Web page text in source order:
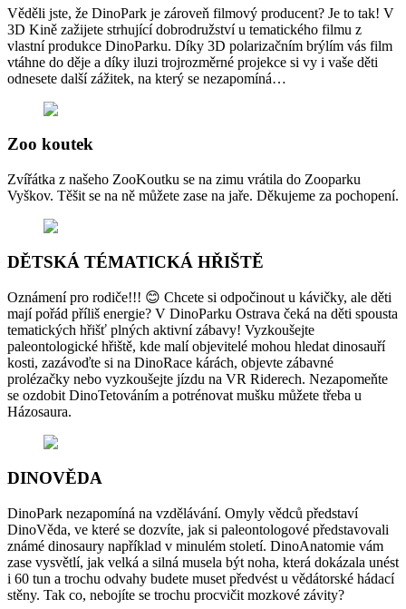
Věděli jste, že DinoPark je zároveň filmový producent? Je to tak! V
3D Kině zažijete strhující dobrodružství u tematického filmu z
vlastní produkce DinoParku. Díky 3D polarizačním brýlím vás film
vtáhne do děje a díky iluzi trojrozměrné projekce si vy i vaše děti
odnesete další zážitek, na který se nezapomíná…
Zoo koutek
Zvířátka z našeho ZooKoutku se na zimu vrátila do Zooparku
Vyškov. Těšit se na ně můžete zase na jaře. Děkujeme za pochopení.
DĚTSKÁ TÉMATICKÁ HŘIŠTĚ
Oznámení pro rodiče!!! 😊 Chcete si odpočinout u kávičky, ale děti
mají pořád příliš energie? V DinoParku Ostrava čeká na děti spousta
tematických hřišť plných aktivní zábavy! Vyzkoušejte
paleontologické hřiště, kde malí objevitelé mohou hledat dinosauří
kosti, zazávoďte si na DinoRace kárách, objevte zábavné
prolézačky nebo vyzkoušejte jízdu na VR Riderech. Nezapomeňte
se ozdobit DinoTetováním a potrénovat mušku můžete třeba u
Házosaura.
DINOVĚDA
DinoPark nezapomíná na vzdělávání. Omyly vědců představí
DinoVěda, ve které se dozvíte, jak si paleontologové představovali
známé dinosaury například v minulém století. DinoAnatomie vám
zase vysvětlí, jak velká a silná musela být noha, která dokázala unést
i 60 tun a trochu odvahy budete muset předvést u vědátorské hádací
stěny. Tak co, nebojíte se trochu procvičit mozkové závity?